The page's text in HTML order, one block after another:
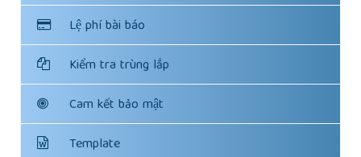
Lệ phí bài báo
Kiểm tra trùng lắp
Cam kết bảo mật
Template